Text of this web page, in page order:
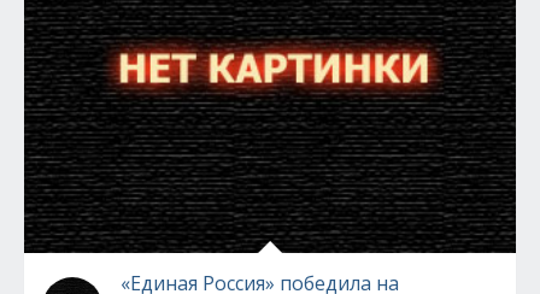
«Единая Россия» победила на